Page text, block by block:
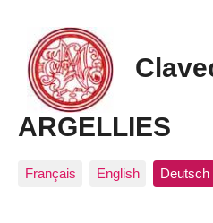
ARGELLIES
Français English Deutsch